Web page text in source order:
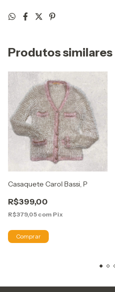
Produtos similares
Casaquete Carol Bassi, P
R$399,00
R$379,05 com Pix